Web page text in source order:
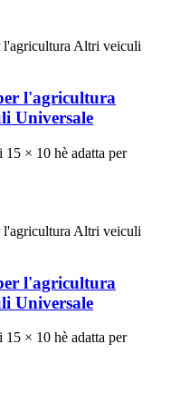
l'agricultura
Universale
15 × 10 hè adatta per
l'agricultura
Universale
15 × 10 hè adatta per